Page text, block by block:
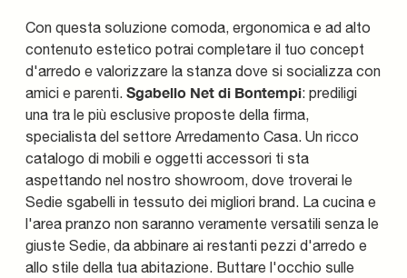
Con questa soluzione comoda, ergonomica e ad alto
contenuto estetico potrai completare il tuo concept
d'arredo e valorizzare la stanza dove si socializza con
amici e parenti. Sgabello Net di Bontempi: prediligi
una tra le più esclusive proposte della firma,
specialista del settore Arredamento Casa. Un ricco
catalogo di mobili e oggetti accessori ti sta
aspettando nel nostro showroom, dove troverai le
Sedie sgabelli in tessuto dei migliori brand. La cucina e
l'area pranzo non saranno veramente versatili senza le
giuste Sedie, da abbinare ai restanti pezzi d'arredo e
allo stile della tua abitazione. Buttare l'occhio sulle